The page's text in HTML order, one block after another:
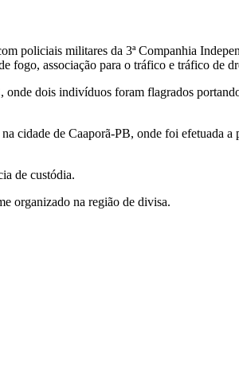
policiais militares da 3ª Companhia
fogo, associação para o tráfico e tráfico de
dois indivíduos foram flagrados
cidade de Caaporã-PB, onde foi efetuada a
de custódia.
organizado na região de divisa.